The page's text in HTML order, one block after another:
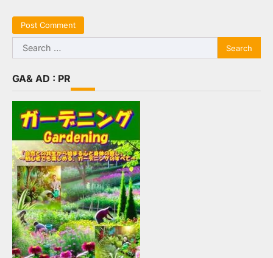
Search
for:
GA& AD : PR